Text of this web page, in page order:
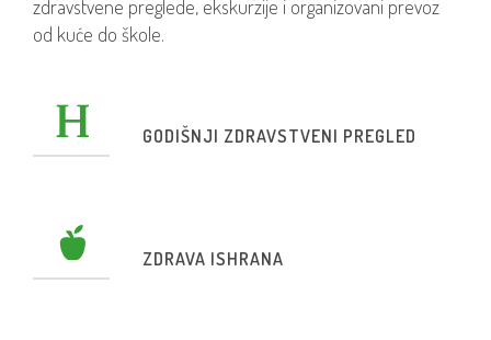
zdravstvene preglede, ekskurzije i organizovani prevoz
od kuće do škole.
GODIŠNJI ZDRAVSTVENI PREGLED
ZDRAVA ISHRANA